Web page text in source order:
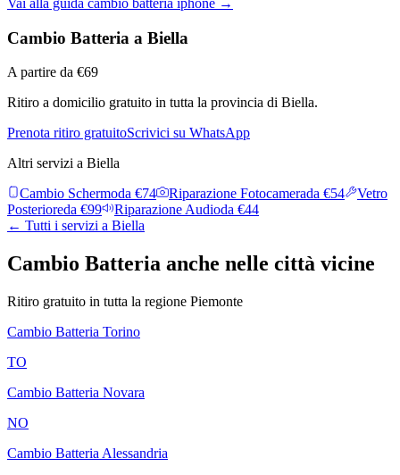
Vai alla guida cambio batteria iphone →
Cambio Batteria a Biella
A partire da €69
Ritiro a domicilio gratuito in tutta la provincia di Biella.
Prenota ritiro gratuitoScrivici su WhatsApp
Altri servizi a Biella
Cambio Schermoda €74 Riparazione Fotocamerada €54
Vetro
Posterioreda €99 Riparazione Audioda €44
← Tutti i servizi a Biella
Cambio Batteria anche nelle città vicine
Ritiro gratuito in tutta la regione Piemonte
Cambio Batteria Torino
TO
Cambio Batteria Novara
NO
Cambio Batteria Alessandria